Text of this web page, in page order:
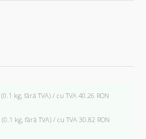
(0.1 kg, fără TVA) / cu TVA 40.26 RON
(0.1 kg, fără TVA) / cu TVA 30.82 RON